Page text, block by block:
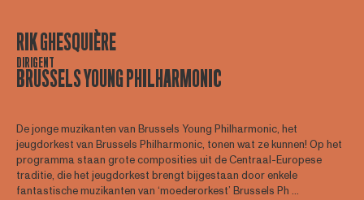
RIK GHESQUIÈRE
DIRIGENT
BRUSSELS YOUNG PHILHARMONIC
De jonge muzikanten van Brussels Young Philharmonic, het
jeugdorkest van Brussels Philharmonic, tonen wat ze kunnen! Op het
programma staan grote composities uit de Centraal-Europese
traditie, die het jeugdorkest brengt bijgestaan door enkele
fantastische muzikanten van ‘moederorkest’ Brussels Ph ...